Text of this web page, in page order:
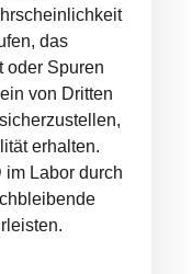
das
oder Spuren
von Dritten
erhalten.
im Labor durch